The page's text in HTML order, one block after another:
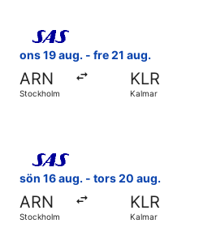
ons 19 aug. - fre 21 aug.
ARN
Stockholm
KLR
Kalmar
Välj flyg med Scandinavian
sön 16 aug. - tors 20 aug.
ARN
Stockholm
KLR
Kalmar
Välj flyg med Scandinavian